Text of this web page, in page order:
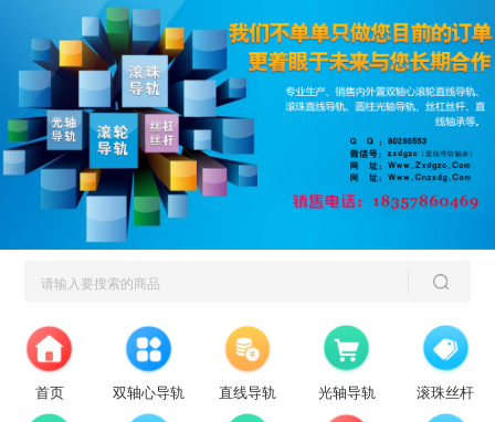
首页 双轴心导轨 直线导轨 光轴导轨 滚珠丝杆